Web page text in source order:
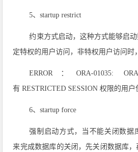
5、startup restrict
约束方式启动，这种方式能够启
定特权的用户访问，非特权用户访问时
ERROR：ORA-01035:
有 RESTRICTED SESSION 权限的用户
6、startup force
强制启动方式，当不能关闭数据
来完成数据库的关闭，先关闭数据库